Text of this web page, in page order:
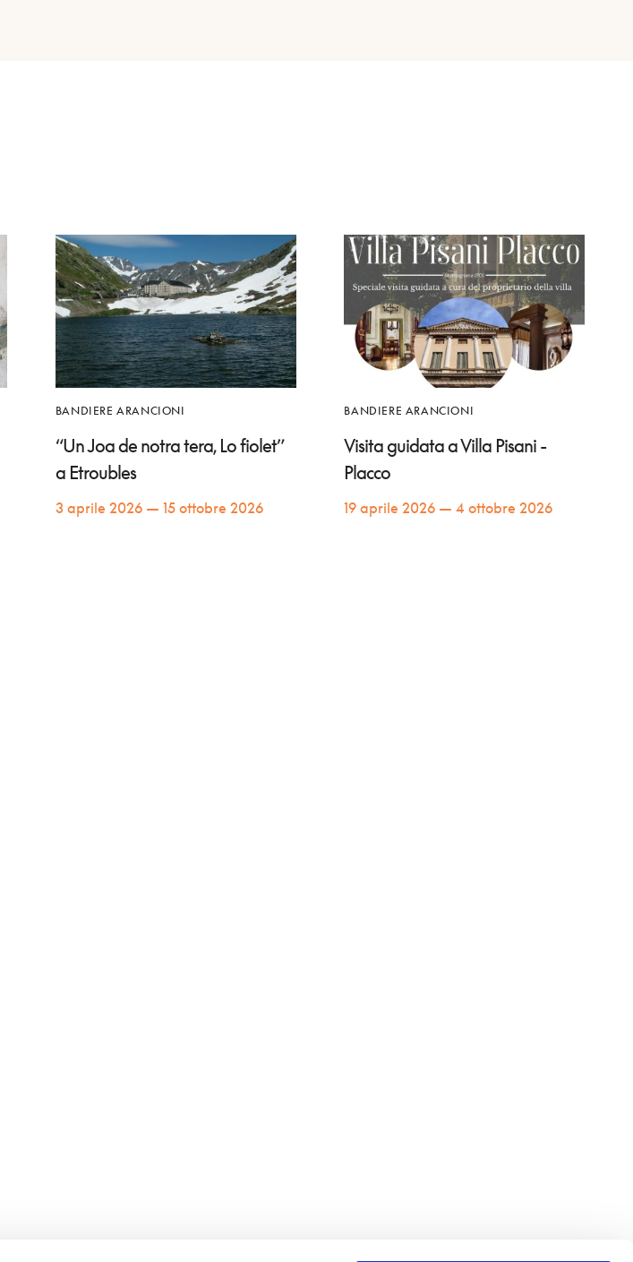
BANDIERE ARANCIONI
“Un Joa de notra tera, Lo fiolet”
a Etroubles
3 aprile 2026 — 15 ottobre 2026
BANDIERE ARANCIONI
Visita guidata a Villa Pisani -
Placco
19 aprile 2026 — 4 ottobre 2026